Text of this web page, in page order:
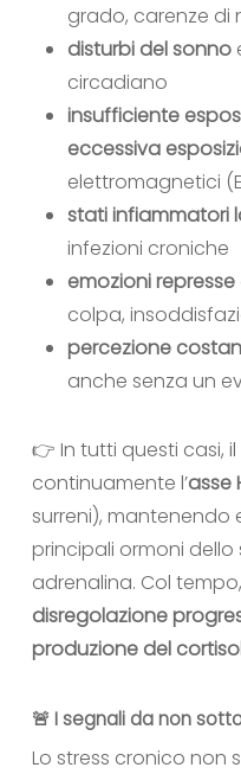
grado, carenze di
disturbi del sonno
circadiano
insufficiente
eccessiva
elettromagnetici
stati infiammatori
infezioni croniche
emozioni represse
colpa,
percezione
anche senza un
👉 In tutti questi casi,
continuamente l’asse
surreni), mantenendo
principali ormoni
adrenalina. Col
disregolazione
produzione del
🚨 I segnali da non
Lo stress cronico non